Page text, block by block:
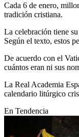
Cada 6 de enero,
tradición cristiana.
La celebración tiene
Según el texto, estos
De acuerdo con el
cuántos eran ni sus
La Real Academia
calendario litúrgico
En Tendencia